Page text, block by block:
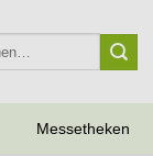
Messetheken